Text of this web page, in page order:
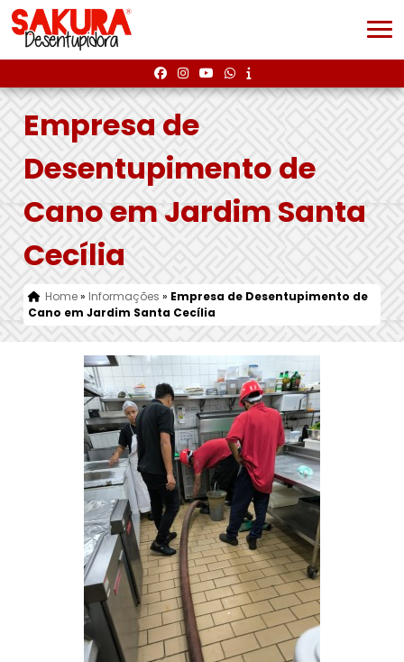
Empresa de
Desentupimento de
Cano em Jardim Santa
Cecília
Home» Informações » Empresa de Desentupimento de
Cano em Jardim Santa Cecília